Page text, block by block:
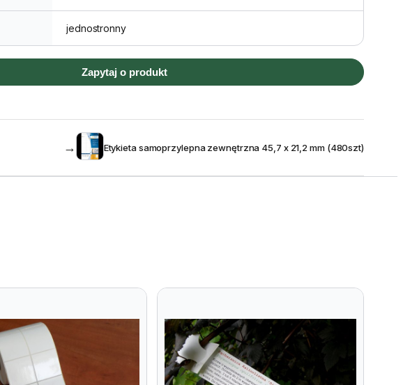
jednostronny
Zapytaj o produkt
Etykieta samoprzylepna zewnętrzna 45,7 x 21,2 mm (480szt)
→